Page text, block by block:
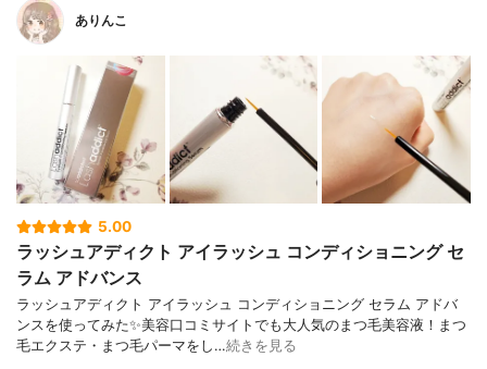
ありんこ
5.00
ラッシュアディクト アイラッシュ コンディショニング セ
ラム アドバンス
ラッシュアディクト アイラッシュ コンディショニング セラム アドバ
ンスを使ってみた✨美容口コミサイトでも大人気のまつ毛美容液！まつ
毛エクステ・まつ毛パーマをし…続きを見る